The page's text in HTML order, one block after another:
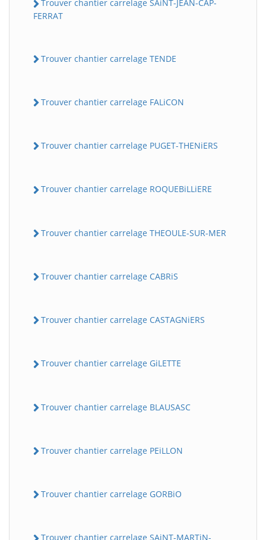
Trouver chantier carrelage SAiNT-JEAN-CAP-
FERRAT
Trouver chantier carrelage TENDE
Trouver chantier carrelage FALiCON
Trouver chantier carrelage PUGET-THENiERS
Trouver chantier carrelage ROQUEBiLLiERE
Trouver chantier carrelage THEOULE-SUR-MER
Trouver chantier carrelage CABRiS
Trouver chantier carrelage CASTAGNiERS
Trouver chantier carrelage GiLETTE
Trouver chantier carrelage BLAUSASC
Trouver chantier carrelage PEiLLON
Trouver chantier carrelage GORBiO
Trouver chantier carrelage SAiNT-MARTiN-